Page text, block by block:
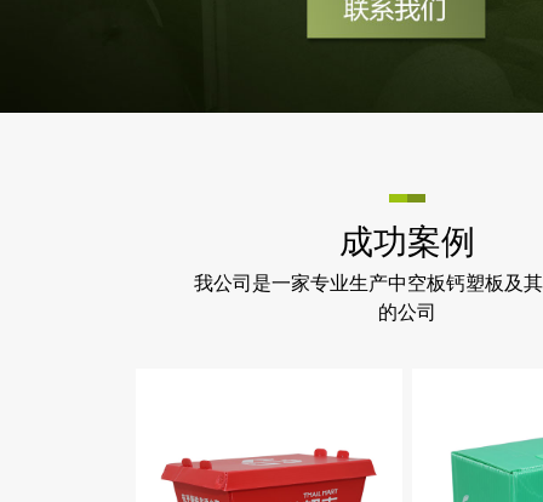
成功案例
我公司是一家专业生产中空板钙塑板及
的公司